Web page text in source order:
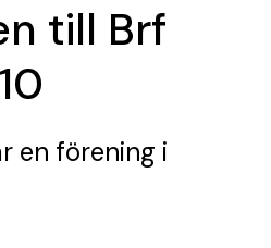
till Brf
en förening i